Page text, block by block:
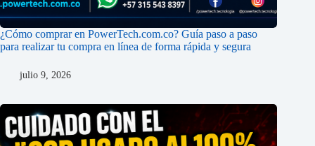
¿Cómo comprar en PowerTech.com.co? Guía paso a paso
para realizar tu compra en línea de forma rápida y segura
julio 9, 2026